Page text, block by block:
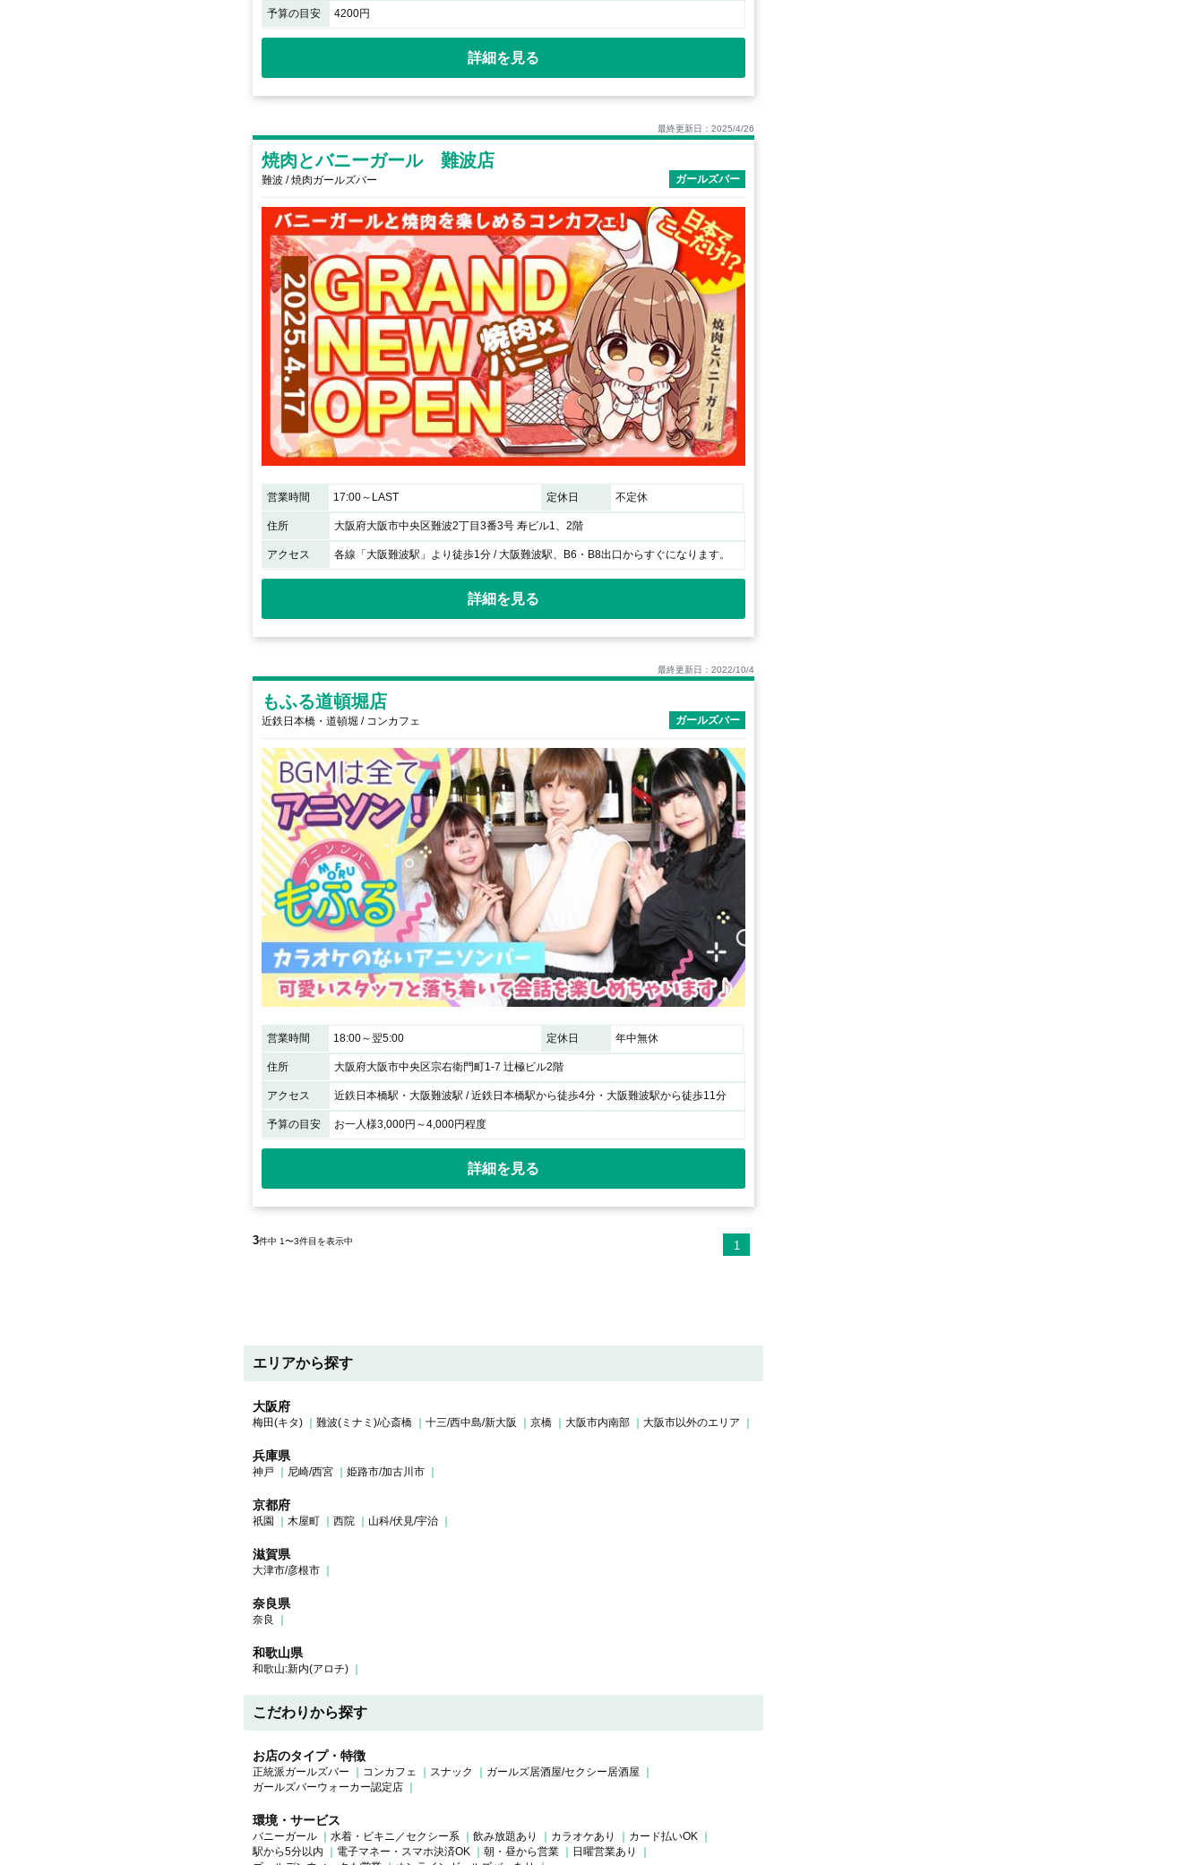
予算の目安 4200円
詳細を見る
最終更新日：2025/4/26
焼肉とバニーガール 難波店
難波 / 焼肉ガールズバー ガールズバー
営業時間 17:00～LAST 定休日 不定休
住所 大阪府大阪市中央区難波2丁目3番3号 寿ビル1、2階
アクセス 各線「大阪難波駅」より徒歩1分 / 大阪難波駅、B6・B8出口からすぐになります。
詳細を見る
最終更新日：2022/10/4
もふる道頓堀店
近鉄日本橋・道頓堀 / コンカフェ ガールズバー
営業時間 18:00～翌5:00 定休日 年中無休
住所 大阪府大阪市中央区宗右衛門町1-7 辻極ビル2階
アクセス 近鉄日本橋駅・大阪難波駅 / 近鉄日本橋駅から徒歩4分・大阪難波駅から徒歩11分
予算の目安 お一人様3,000円～4,000円程度
詳細を見る
3件中 1〜3件目を表示中 1
エリアから探す
大阪府
梅田(キタ) 難波(ミナミ)/心斎橋 十三/西中島/新大阪 京橋 大阪市内南部 大阪市以外のエリア
兵庫県
神戸 尼崎/西宮 姫路市/加古川市
京都府
祇園 木屋町 西院 山科/伏見/宇治
滋賀県
大津市/彦根市
奈良県
奈良
和歌山県
和歌山:新内(アロチ)
こだわりから探す
お店のタイプ・特徴
正統派ガールズバー コンカフェ スナック
ガールズ居酒屋/セクシー居酒屋
ガールズバーウォーカー認定店
環境・サービス
バニーガール 水着・ビキニ／セクシー系 飲み放題あり カラオケあり
カード払いOK
駅から5分以内
電子マネー・スマホ決済OK 朝・昼から営業
日曜営業あり